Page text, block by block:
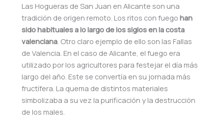
Las Hogueras de San Juan en Alicante son una
tradición de origen remoto. Los ritos con fuego han
sido habituales a lo largo de los siglos en la costa
valenciana . Otro claro ejemplo de ello son las Fallas
de Valencia. En el caso de Alicante, el fuego era
utilizado por los agricultores para festejar el día más
largo del año. Este se convertía en su jornada más
fructífera. La quema de distintos materiales
simbolizaba a su vez la purificación y la destrucción
de los males.